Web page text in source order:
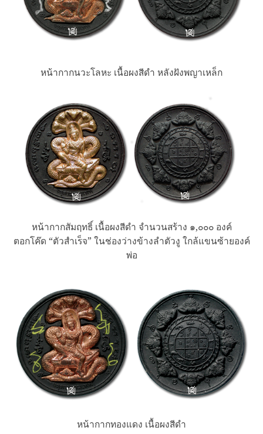
หน้ากากนวะโลหะ เนื้อผงสีดำ หลังฝังพญาเหล็ก
หน้ากากสัมฤทธิ์ เนื้อผงสีดำ จำนวนสร้าง ๑,๐๐๐ องค์
ตอกโค๊ด “ตัวสำเร็จ” ในช่องว่างข้างลำตัวงู ใกล้แขนซ้ายองค์
พ่อ
หน้ากากทองแดง เนื้อผงสีดำ